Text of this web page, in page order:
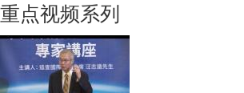
重点视频系列